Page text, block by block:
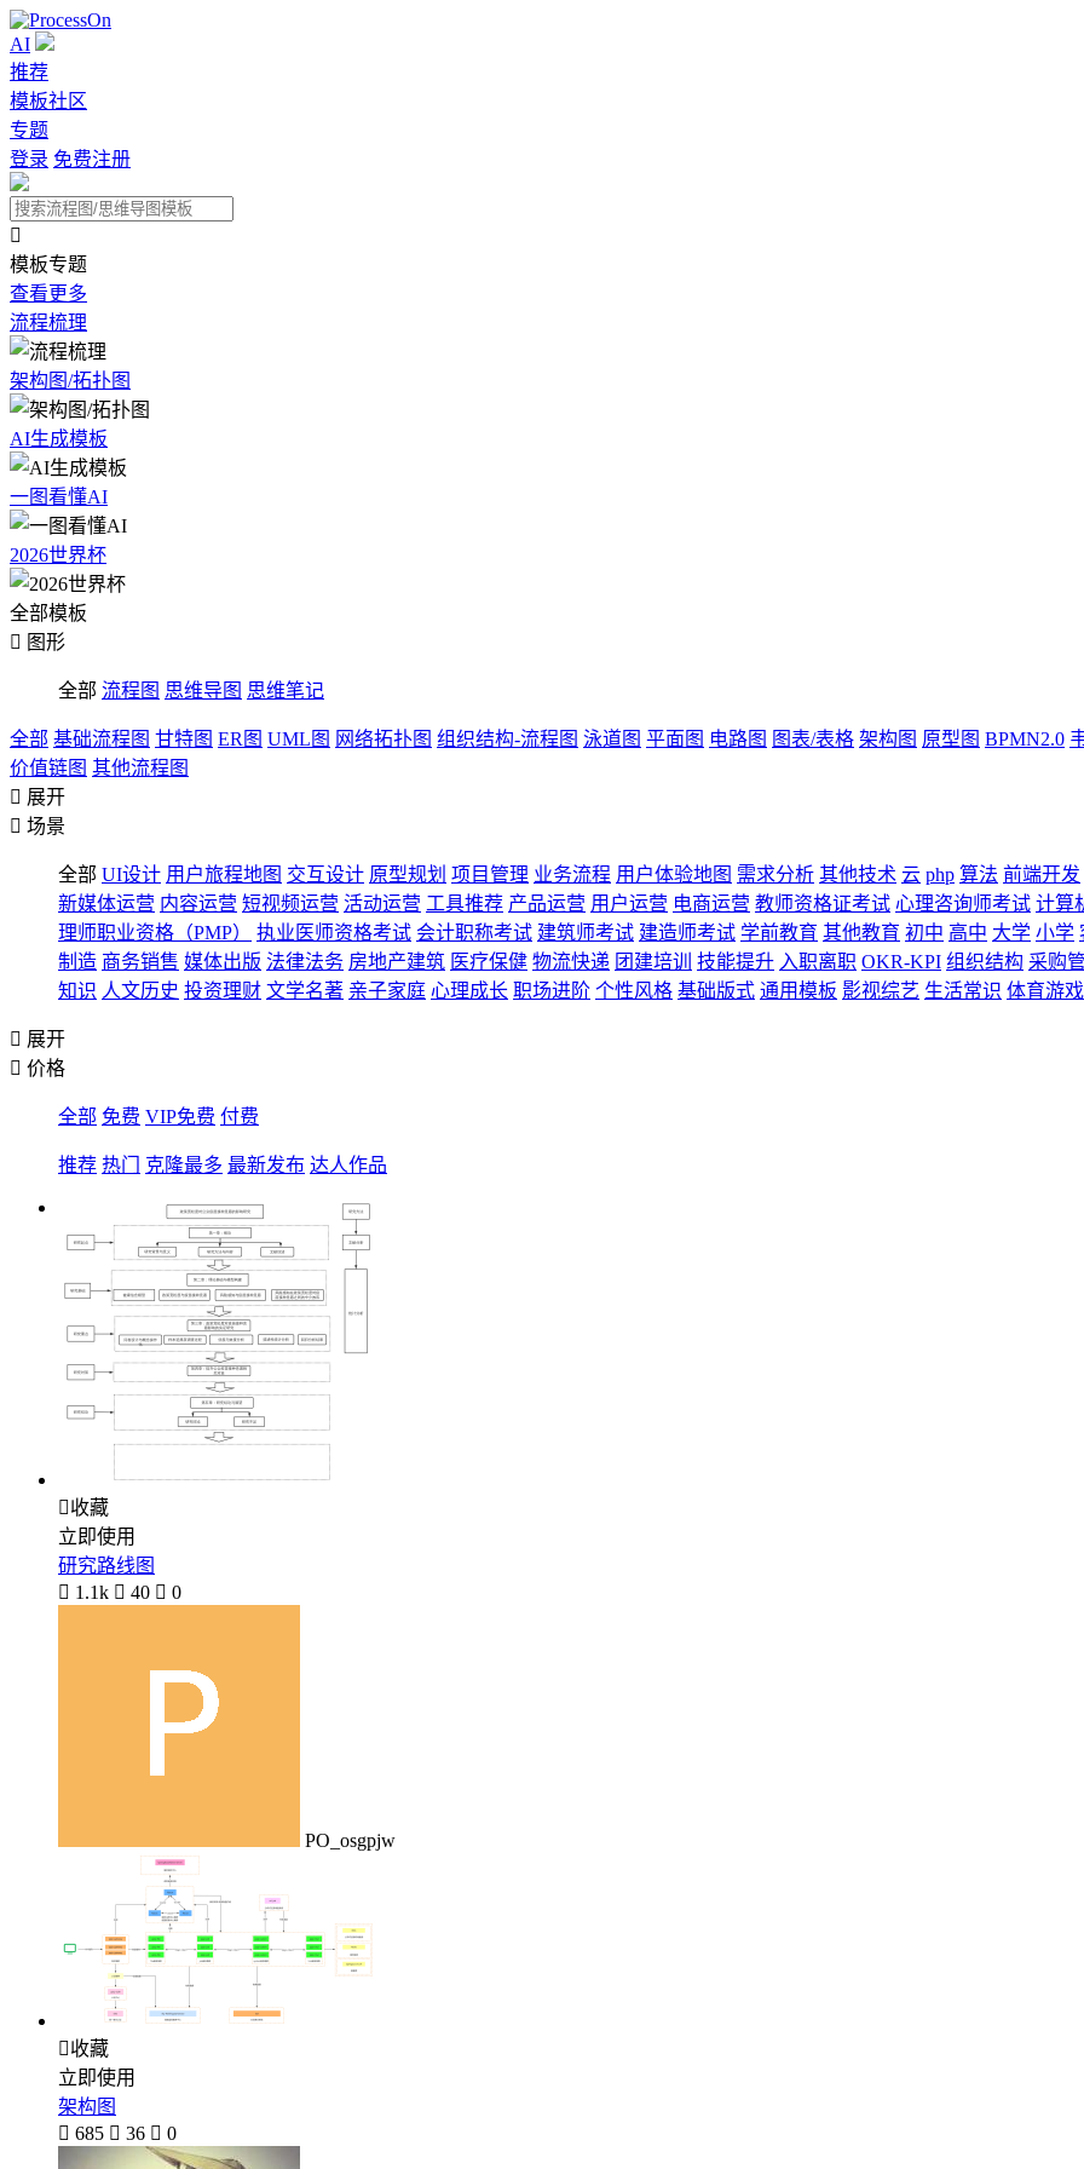
AI
推荐
模板社区
专题
登录 免费注册

模板专题
查看更多
流程梳理
架构图/拓扑图
AI生成模板
一图看懂AI
2026世界杯
全部模板
 图形
全部 流程图 思维导图 思维笔记
全部 基础流程图 甘特图 ER图 UML图 网络拓扑图 组织结构-流程图 泳道图 平面图 电路图 图表/表格 架构图 原型图 BPMN2.0
价值链图 其他流程图
 展开
 场景
全部 UI设计 用户旅程地图 交互设计 原型规划 项目管理 业务流程 用户体验地图 需求分析 其他技术 云 php 算法 前端开发
新媒体运营 内容运营 短视频运营 活动运营 工具推荐 产品运营 用户运营 电商运营 教师资格证考试 心理咨询师考试 计算
理师职业资格（PMP）
执业医师资格考试 会计职称考试 建筑师考试 建造师考试 学前教育 其他教育 初中 高中 大学 小学
制造 商务销售 媒体出版 法律法务 房地产建筑 医疗保健 物流快递 团建培训 技能提升 入职离职 OKR-KPI 组织结构 采购
知识 人文历史 投资理财 文学名著 亲子家庭 心理成长 职场进阶 个性风格 基础版式 通用模板 影视综艺 生活常识 体育游戏
 展开
 价格
全部 免费 VIP免费 付费
推荐 热门 克隆最多 最新发布 达人作品
收藏
立即使用
研究路线图
 1.1k  40  0
PO_osgpjw
收藏
立即使用
架构图
 685  36  0